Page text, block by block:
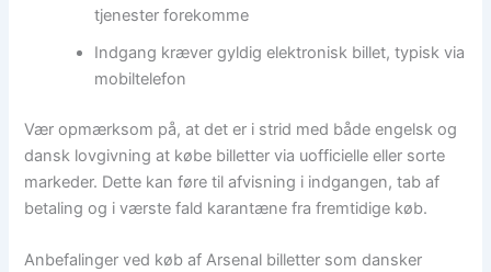
tjenester forekomme
Indgang kræver gyldig elektronisk billet, typisk via
mobiltelefon
Vær opmærksom på, at det er i strid med både engelsk og
dansk lovgivning at købe billetter via uofficielle eller sorte
markeder. Dette kan føre til afvisning i indgangen, tab af
betaling og i værste fald karantæne fra fremtidige køb.
Anbefalinger ved køb af Arsenal billetter som dansker